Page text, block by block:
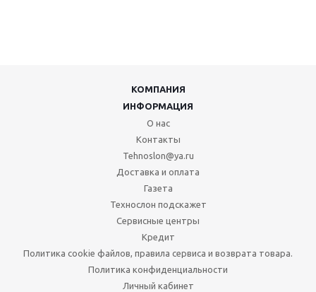
КОМПАНИЯ
ИНФОРМАЦИЯ
О нас
Контакты
Tehnoslon@ya.ru
Доставка и оплата
Газета
Технослон подскажет
Сервисные центры
Кредит
Политика cookie файлов, правила сервиса и возврата товара.
Политика конфиденциальности
Личный кабинет